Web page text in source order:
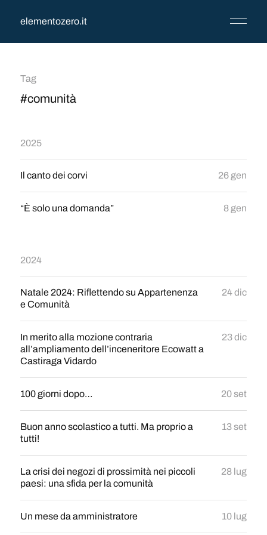
elementozero.it
Tag
#comunità
2025
Il canto dei corvi 26 gen
“È solo una domanda” 8 gen
2024
Natale 2024: Riflettendo su Appartenenza
e Comunità
24 dic
In merito alla mozione contraria
all’ampliamento dell’inceneritore Ecowatt a
Castiraga Vidardo
23 dic
100 giorni dopo… 20 set
Buon anno scolastico a tutti. Ma proprio a
tutti!
13 set
La crisi dei negozi di prossimità nei piccoli
paesi: una sfida per la comunità
28 lug
Un mese da amministratore 10 lug